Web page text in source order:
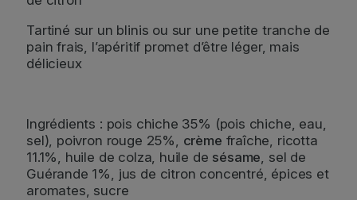
Tartiné sur un blinis ou sur une petite tranche de
pain frais, l’apéritif promet d’être léger, mais
délicieux
Ingrédients : pois chiche 35% (pois chiche, eau,
sel), poivron rouge 25%, crème fraîche, ricotta
11.1%, huile de colza, huile de sésame, sel de
Guérande 1%, jus de citron concentré, épices et
aromates, sucre